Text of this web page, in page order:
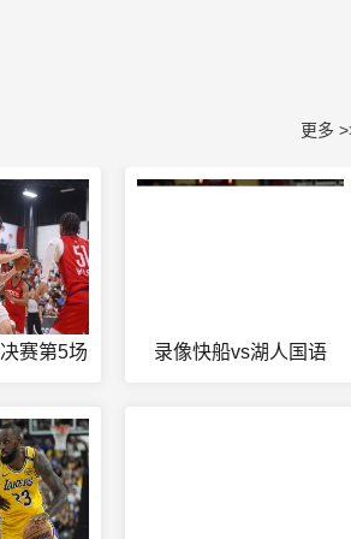
更多
赛第5场 录像快船vs湖人国语